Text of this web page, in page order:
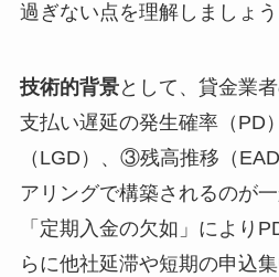
過ぎない点を理解しましょう
技術的背景として、貸金業
支払い遅延の発生確率（PD
（LGD）、③残高推移（
アリングで構築されるのが
「定期入金の欠如」により
らに他社延滞や短期の申込